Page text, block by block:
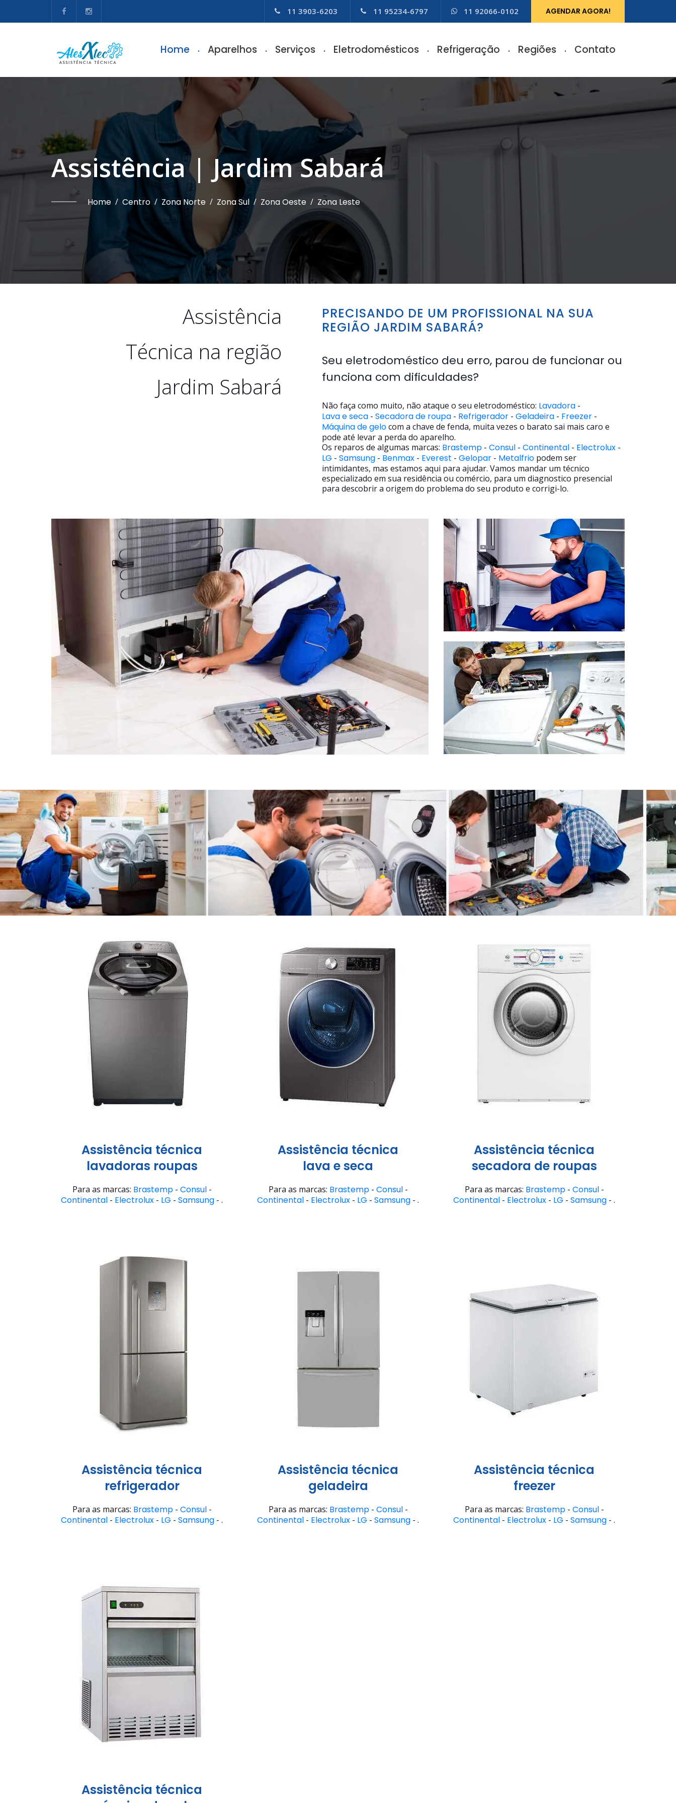
11 3903-6203 11 95234-6797 11 92066-0102 AGENDAR AGORA!
Home Aparelhos Serviços Eletrodomésticos Refrigeração Regiões Contato
Assistência | Jardim Sabará
Home / Centro / Zona Norte / Zona Sul / Zona Oeste / Zona Leste
Assistência
Técnica na região
Jardim Sabará
PRECISANDO DE UM PROFISSIONAL NA SUA
REGIÃO JARDIM SABARÁ?
Seu eletrodoméstico deu erro, parou de funcionar ou
funciona com dificuldades?
Não faça como muito, não ataque o seu eletrodoméstico: Lavadora-
Lava e seca- Secadora de roupa- Refrigerador- Geladeira- Freezer-
Máquina de gelocom a chave de fenda, muita vezes o barato sai mais caro e
pode até levar a perda do aparelho.
Os reparos de algumas marcas: Brastemp- Consul- Continental- Electrolux-
LG - Samsung- Benmax- Everest - Gelopar- Metalfriopodem ser
intimidantes, mas estamos aqui para ajudar. Vamos mandar um técnico
especializado em sua residência ou comércio, para um diagnostico presencial
para descobrir a origem do problema do seu produto e corrigi-lo.
Assistência técnica
lavadoras roupas
Para as marcas: Brastemp- Consul-
Continental - Electrolux - LG - Samsung - .
Assistência técnica
lava e seca
Para as marcas: Brastemp- Consul-
Continental - Electrolux - LG - Samsung - .
Assistência técnica
secadora de roupas
Para as marcas: Brastemp- Consul-
Continental - Electrolux - LG - Samsung - .
Assistência técnica
refrigerador
Para as marcas: Brastemp- Consul-
Continental - Electrolux - LG - Samsung - .
Assistência técnica
geladeira
Para as marcas: Brastemp- Consul-
Continental - Electrolux - LG - Samsung - .
Assistência técnica
freezer
Para as marcas: Brastemp- Consul-
Continental - Electrolux - LG - Samsung - .
Assistência técnica